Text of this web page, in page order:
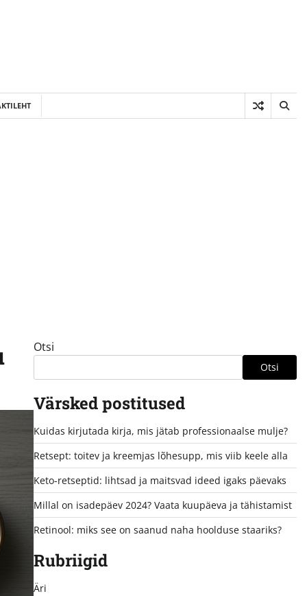
Otsi
Otsi
Värsked postitused
Kuidas kirjutada kirja, mis jätab professionaalse mulje?
Retsept: toitev ja kreemjas lõhesupp, mis viib keele alla
Keto-retseptid: lihtsad ja maitsvad ideed igaks päevaks
Millal on isadepäev 2024? Vaata kuupäeva ja tähistamist
Retinool: miks see on saanud naha hoolduse staariks?
Rubriigid
Äri